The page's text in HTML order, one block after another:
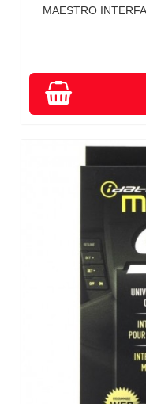
MAESTRO